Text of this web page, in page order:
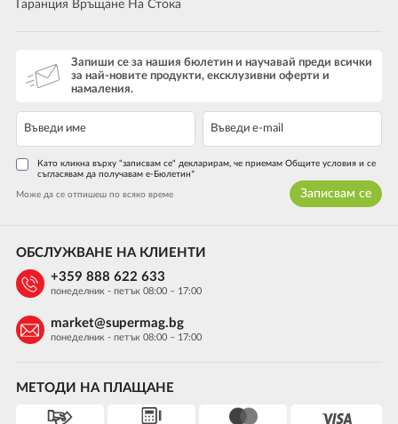
Гаранция Връщане На Стока
Запиши се за нашия бюлетин и научавай преди всички
за най-новите продукти, ексклузивни оферти и
намаления.
Като кликна върху "записвам се" декларирам, че приемам Общите условия и се
съгласявам да получавам е-Бюлетин*
Може да се отпишеш по всяко време Записвам се
МЕТОДИ НА ПЛАЩАНЕ
ОБСЛУЖВАНЕ НА КЛИЕНТИ
+359 888 622 633
понеделник - петък 08:00 – 17:00
market@supermag.bg
понеделник - петък 08:00 – 17:00